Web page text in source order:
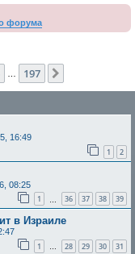
форума
197
16:49
1 2
08:25
1 36 37 38 39
в Израиле
1 … 28 29 30 31